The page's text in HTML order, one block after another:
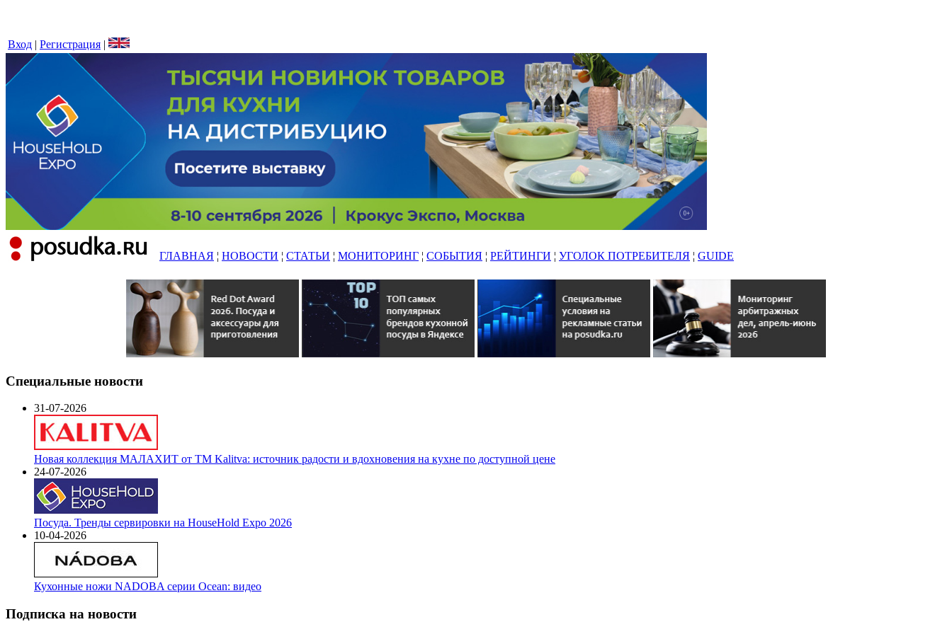
Вход | Регистрация |
ГЛАВНАЯ ¦ НОВОСТИ ¦ СТАТЬИ ¦ МОНИТОРИНГ ¦ СОБЫТИЯ ¦ РЕЙТИНГИ ¦ УГОЛОК ПОТРЕБИТЕЛЯ ¦ GUIDE
Специальные новости
31-07-2026
Новая коллекция МАЛАХИТ от ТМ Kalitva: источник радости и вдохновения на кухне по доступной цене
24-07-2026
Посуда. Тренды сервировки на HouseHold Expo 2026
10-04-2026
Кухонные ножи NADOBA серии Ocean: видео
Подписка на новости